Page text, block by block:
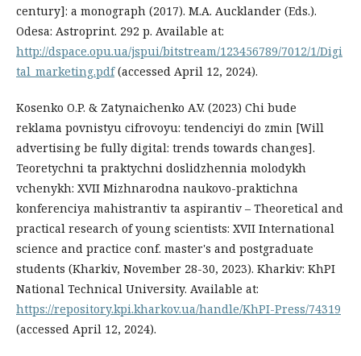
century]: a monograph (2017). M.A. Aucklander (Eds.).
Odesa: Astroprint. 292 р. Available at:
http://dspace.opu.ua/jspui/bitstream/123456789/7012/1/Digi
tal_marketing.pdf(accessed April 12, 2024).
Kosenko O.P. & Zatynaichenko A.V. (2023) Chi bude
reklama povnistyu cifrovoyu: tendenciyi do zmin [Will
advertising be fully digital: trends towards changes].
Teoretychni ta praktychni doslidzhennia molodykh
vchenykh: XVII Mizhnarodna naukovo-praktichna
konferenciya mahistrantiv ta aspirantiv – Theoretical and
practical research of young scientists: XVII International
science and practice conf. master's and postgraduate
students (Kharkiv, November 28-30, 2023). Kharkiv: KhPI
National Technical University. Available at:
https://repository.kpi.kharkov.ua/handle/KhPI-Press/74319
(accessed April 12, 2024).